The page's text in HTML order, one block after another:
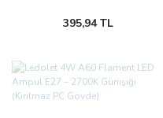
395,94 TL